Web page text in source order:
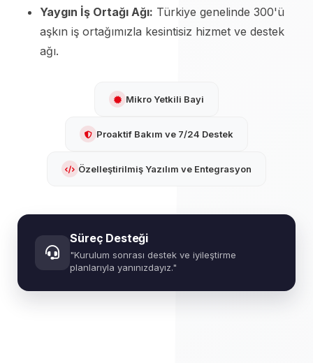
Yaygın İş Ortağı Ağı: Türkiye genelinde 300'ü
aşkın iş ortağımızla kesintisiz hizmet ve destek
ağı.
Mikro Yetkili Bayi
Proaktif Bakım ve 7/24 Destek
Özelleştirilmiş Yazılım ve Entegrasyon
Süreç Desteği
"Kurulum sonrası destek ve iyileştirme
planlarıyla yanınızdayız."